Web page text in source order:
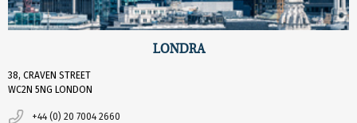
LONDRA
38, CRAVEN STREET
WC2N 5NG LONDON
+44 (0) 20 7004 2660